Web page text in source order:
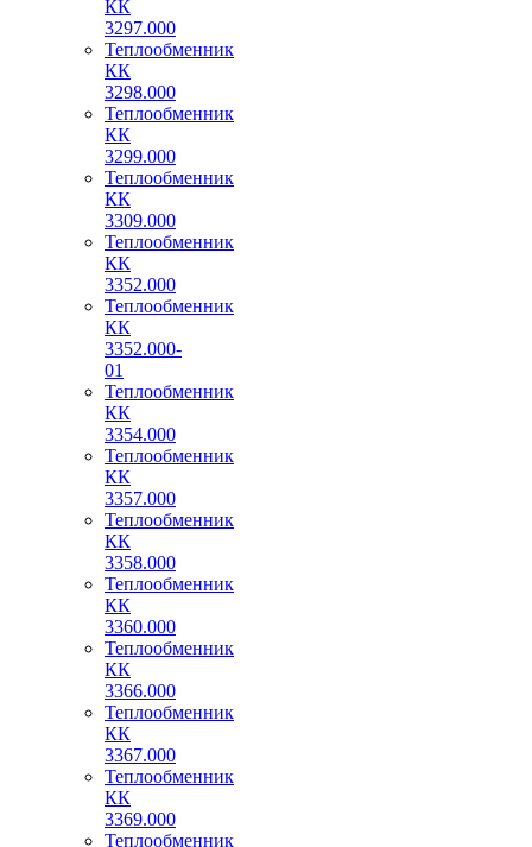
КК
3297.000
Теплообменник
КК
3298.000
Теплообменник
КК
3299.000
Теплообменник
КК
3309.000
Теплообменник
КК
3352.000
Теплообменник
КК
3352.000-
01
Теплообменник
КК
3354.000
Теплообменник
КК
3357.000
Теплообменник
КК
3358.000
Теплообменник
КК
3360.000
Теплообменник
КК
3366.000
Теплообменник
КК
3367.000
Теплообменник
КК
3369.000
Теплообменник